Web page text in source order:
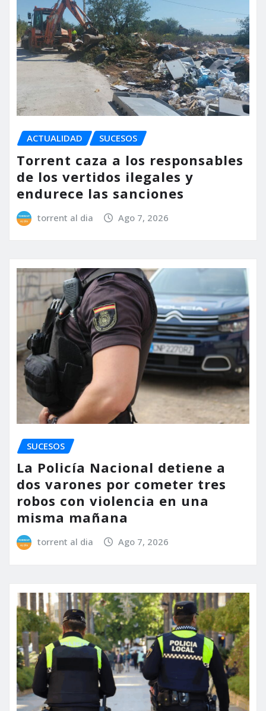
ACTUALIDAD SUCESOS
Torrent caza a los responsables
de los vertidos ilegales y
endurece las sanciones
torrent al dia Ago 7, 2026
SUCESOS
La Policía Nacional detiene a
dos varones por cometer tres
robos con violencia en una
misma mañana
torrent al dia Ago 7, 2026